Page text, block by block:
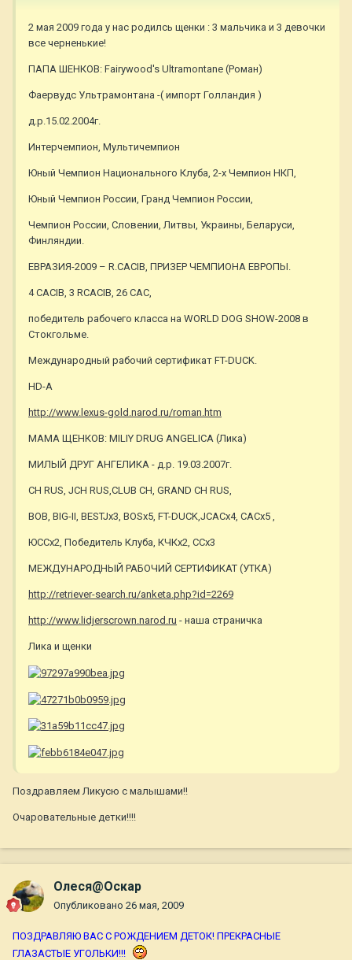
2 мая 2009 года у нас родилсь щенки : 3 мальчика и 3 девочки
все черненькие!
ПАПА ШЕНКОВ: Fairywood's Ultramontane (Роман)
Фаервудс Ультрамонтана -( импорт Голландия )
д.р.15.02.2004г.
Интерчемпион, Мультичемпион
Юный Чемпион Национального Клуба, 2-х Чемпион НКП,
Юный Чемпион России, Гранд Чемпион России,
Чемпион России, Словении, Литвы, Украины, Беларуси,
Финляндии.
ЕВРАЗИЯ-2009 – R.CACIB, ПРИЗЕР ЧЕМПИОНА ЕВРОПЫ.
4 СACIB, 3 RCACIB, 26 САС,
победитель рабочего класса на WORLD DOG SHOW-2008 в
Стокгольме.
Международный рабочий сертификат FT-DUCK.
HD-A
http://www.lexus-gold.narod.ru/roman.htm
МАМА ЩЕНКОВ: MILIY DRUG ANGELICA (Лика)
МИЛЫЙ ДРУГ АНГЕЛИКА - д.р. 19.03.2007г.
CH RUS, JCH RUS,CLUB CH, GRAND CH RUS,
BOB, BIG-II, BESTJx3, BOSx5, FT-DUCK,JCACx4, CACx5 ,
ЮССх2, Победитель Клуба, КЧКх2, ССх3
МЕЖДУНАРОДНЫЙ РАБОЧИЙ СЕРТИФИКАТ (УТКА)
http://retriever-search.ru/anketa.php?id=2269
http://www.lidjerscrown.narod.ru - наша страничка
Лика и щенки
Поздравляем Ликусю с малышами!!
Очаровательные детки!!!!
Олеся@Оскар
Опубликовано 26 мая, 2009
ПОЗДРАВЛЯЮ ВАС С РОЖДЕНИЕМ ДЕТОК! ПРЕКРАСНЫЕ
ГЛАЗАСТЫЕ УГОЛЬКИ!!!